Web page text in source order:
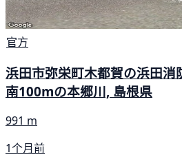
官方
浜田市弥栄町木都賀の浜田消
南100mの本郷川, 島根県
991 m
1个月前